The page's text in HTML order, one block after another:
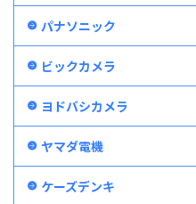
パナソニック
ビックカメラ
ヨドバシカメラ
ヤマダ電機
ケーズデンキ